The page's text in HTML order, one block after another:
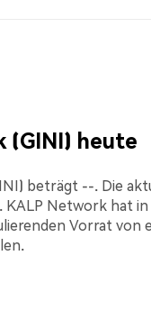
(GINI) heute
beträgt --. Die
Network hat
Vorrat von